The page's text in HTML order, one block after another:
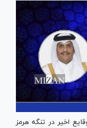
اخیر در تنگه هرمز